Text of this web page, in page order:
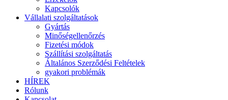
Kapcsolók
Vállalati szolgáltatások
Gyártás
Minőségellenőrzés
Fizetési módok
Szállítási szolgáltatás
Általános Szerződési Feltételek
gyakori problémák
HÍREK
Rólunk